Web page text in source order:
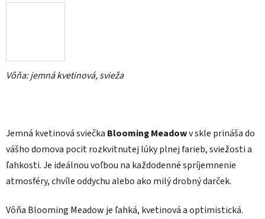
Vôňa: jemná kvetinová, svieža
Jemná kvetinová sviečka Blooming Meadowv skle prináša do
vášho domova pocit rozkvitnutej lúky plnej farieb, sviežosti a
ľahkosti. Je ideálnou voľbou na každodenné spríjemnenie
atmosféry, chvíle oddychu alebo ako milý drobný darček.
Vôňa Blooming Meadow je ľahká, kvetinová a optimistická.